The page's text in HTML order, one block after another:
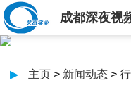
成都深夜视
▶ 主页 > 新闻动态 >